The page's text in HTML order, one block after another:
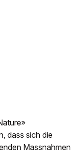
dass sich die
Massnahmen